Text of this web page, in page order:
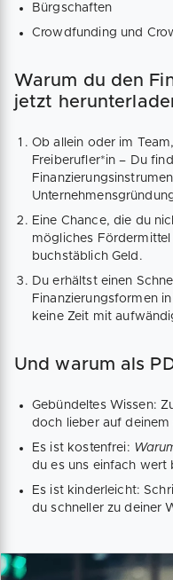
Bürgschaften
Crowdfunding und
Warum du den
jetzt
Ob allein oder im
Freiberufler*in – Du
Eine Chance, die du
mögliches
buchstäblich Geld.
Du erhältst einen
Finanzierungsformen
keine Zeit mit
Und warum als
Gebündeltes Wissen:
doch lieber auf deinem
Es ist kostenfrei:
du es uns einfach wert
Es ist kinderleicht:
du schneller zu deiner